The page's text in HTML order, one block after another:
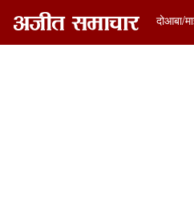
दोआबा/